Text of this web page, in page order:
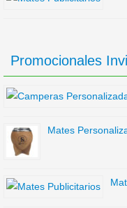
Promocionales
Mates